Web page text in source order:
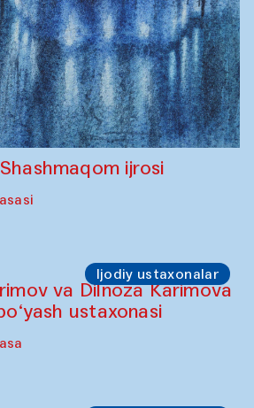
ijrosi
Ijodiy ustaxonalar
va Dilnoza Karimova
ustaxonasi